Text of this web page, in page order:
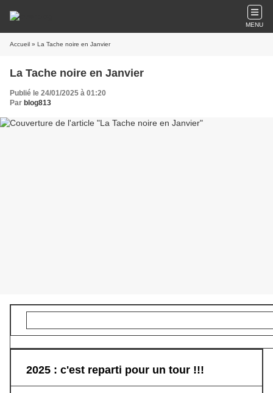
MENU
Accueil » La Tache noire en Janvier
La Tache noire en Janvier
Publié le 24/01/2025 à 01:20
Par blog813
2025 : c'est reparti pour un tour !!!